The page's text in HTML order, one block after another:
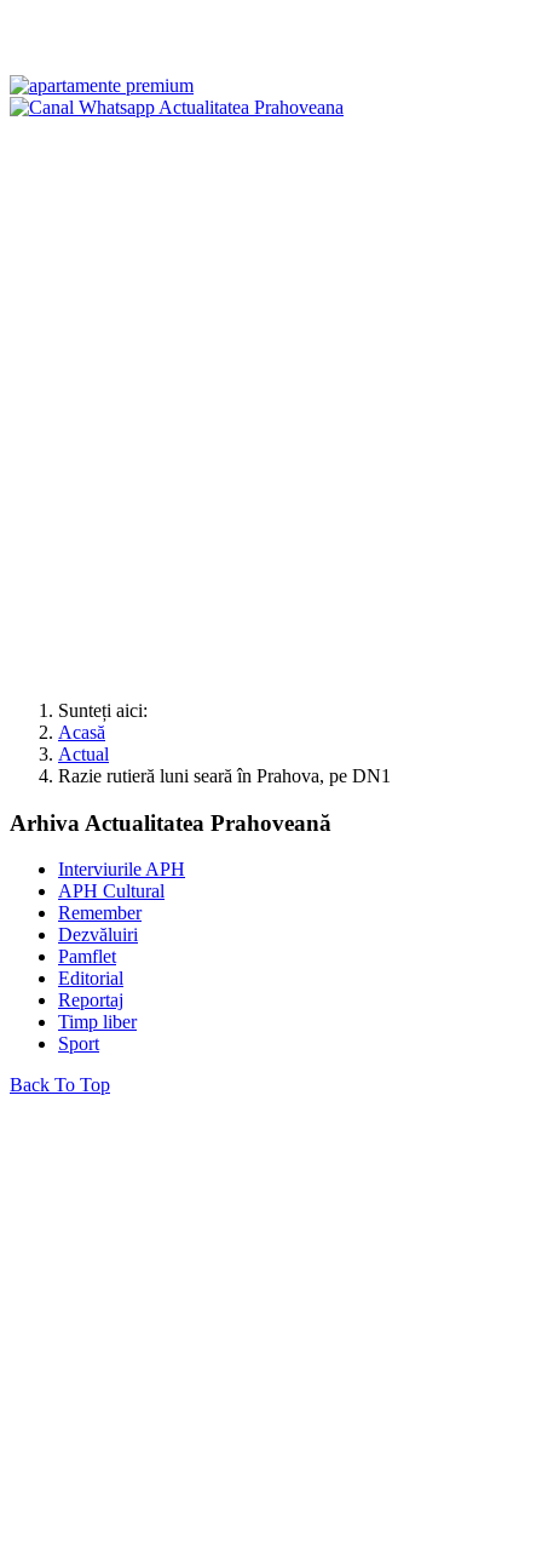
Sunteți aici:
Acasă
Actual
Razie rutieră luni seară în Prahova, pe DN1
Arhiva Actualitatea Prahoveană
Interviurile APH
APH Cultural
Remember
Dezvăluiri
Pamflet
Editorial
Reportaj
Timp liber
Sport
Back To Top